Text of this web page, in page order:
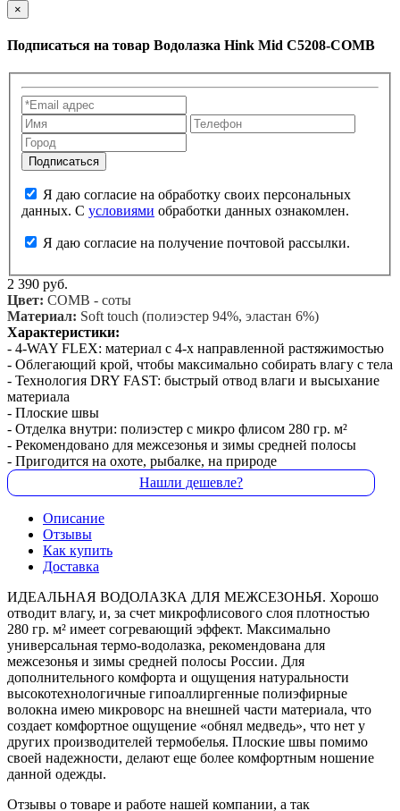
×
Подписаться на товар Водолазка Hink Mid C5208-COMB
данных. С условиями обработки данных ознакомлен.
Я даю согласие на получение почтовой рассылки.
2 390 руб.
Цвет: COMB - соты
Материал: Soft touch (полиэстер 94%, эластан 6%)
Характеристики:
- 4-WAY FLEX: материал с 4-х направленной растяжимостью
- Облегающий крой, чтобы максимально собирать влагу с тела
- Технология DRY FAST: быстрый отвод влаги и высыхание
материала
- Плоские швы
- Отделка внутри: полиэстер с микро флисом 280 гр. м²
- Рекомендовано для межсезонья и зимы средней полосы
- Пригодится на охоте, рыбалке, на природе
Нашли дешевле?
Описание
Отзывы
Как купить
Доставка
ИДЕАЛЬНАЯ ВОДОЛАЗКА ДЛЯ МЕЖСЕЗОНЬЯ. Хорошо
отводит влагу, и, за счет микрофлисового слоя плотностью
280 гр. м² имеет согревающий эффект. Максимально
универсальная термо-водолазка, рекомендована для
межсезонья и зимы средней полосы России. Для
дополнительного комфорта и ощущения натуральности
высокотехнологичные гипоаллиргенные полиэфирные
волокна имею микроворс на внешней части материала, что
создает комфортное ощущение «обнял медведь», что нет у
других производителей термобелья. Плоские швы помимо
своей надежности, делают еще более комфортным ношение
данной одежды.
Отзывы о товаре и работе нашей компании, а так